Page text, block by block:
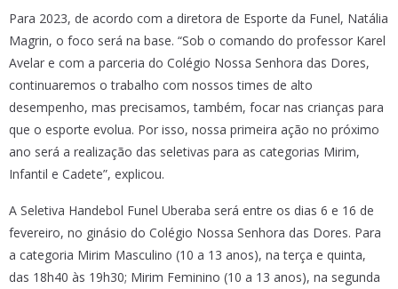
Para 2023, de acordo com a diretora de Esporte da Funel, Natália
Magrin, o foco será na base. “Sob o comando do professor Karel
Avelar e com a parceria do Colégio Nossa Senhora das Dores,
continuaremos o trabalho com nossos times de alto
desempenho, mas precisamos, também, focar nas crianças para
que o esporte evolua. Por isso, nossa primeira ação no próximo
ano será a realização das seletivas para as categorias Mirim,
Infantil e Cadete”, explicou.
A Seletiva Handebol Funel Uberaba será entre os dias 6 e 16 de
fevereiro, no ginásio do Colégio Nossa Senhora das Dores. Para
a categoria Mirim Masculino (10 a 13 anos), na terça e quinta,
das 18h40 às 19h30; Mirim Feminino (10 a 13 anos), na segunda